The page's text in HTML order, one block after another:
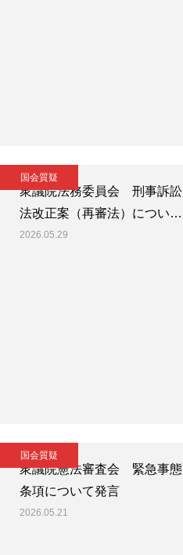
国会質疑
衆議院法務委員会 刑事訴訟
法改正案（再審法）につい…
2026.05.29
国会質疑
衆議院憲法審査会 緊急事態
条項について発言
2026.05.21